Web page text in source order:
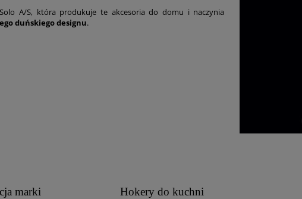
A/S, która produkuje te akcesoria do domu i naczynia
duńskiego designu.
marki Hokery do kuchni